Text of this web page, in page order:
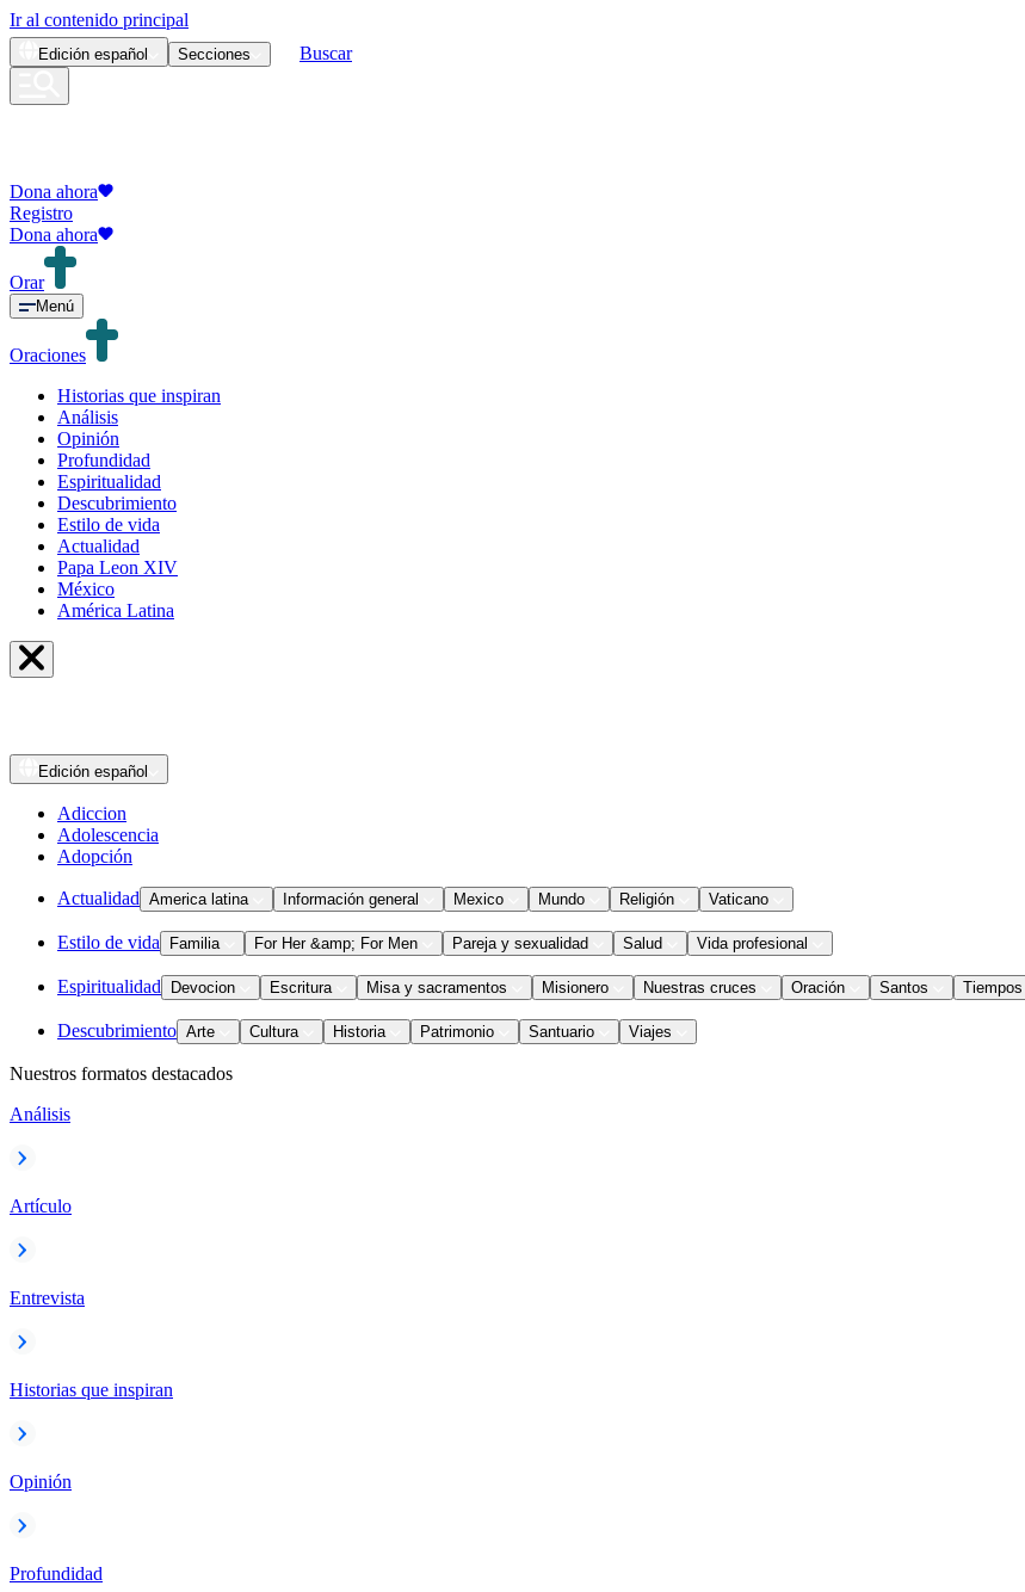
Ir al contenido principal
Edición español Secciones Buscar
Dona ahora
Registro
Dona ahora
Orar
Menú
Oraciones
Historias que inspiran
Análisis
Opinión
Profundidad
Espiritualidad
Descubrimiento
Estilo de vida
Actualidad
Papa Leon XIV
México
América Latina
Edición español
Adiccion
Adolescencia
Adopción
Actualidad America latina Información general Mexico Mundo Religión Vaticano
Estilo de vida Familia For Her &amp; For Men Pareja y sexualidad Salud Vida profesional
Espiritualidad Devocion Escritura Misa y sacramentos Misionero Nuestras cruces Oración Santos
Descubrimiento Arte Cultura Historia Patrimonio Santuario Viajes
Nuestros formatos destacados
Análisis
Artículo
Entrevista
Historias que inspiran
Opinión
Profundidad